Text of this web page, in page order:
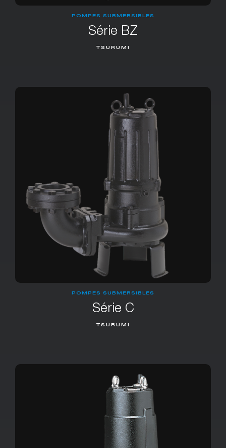
POMPES SUBMERSIBLES
Série BZ
TSURUMI
POMPES SUBMERSIBLES
Série C
TSURUMI